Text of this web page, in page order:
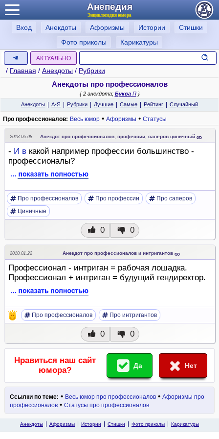
Анепедия
Энциклопедия юмора
Вход Анекдоты Афоризмы Истории
Стишки
Фото приколы
Карикатуры
АКТУАЛЬНО
/ Главная / Анекдоты / Рубрики
Анекдоты про профессионалов
{ 2 анекдота; БукваП}
Анекдоты
А-Я Рубрики Лучшие Самые Рейтинг Случайный
Про профессионалов: Весь юмор • Афоризмы • Статусы
2018.06.08 Анекдот про профессионалов, профессии, саперов циничный
- И в какой например профессии большинство -
профессионалы?
Про профессионалов Про профессии
Про саперов
Циничные
0 0
2010.01.22 Анекдот про профессионалов и интригантов
Профессионал - интриган = рабочая лошадка.
Профессионал + интриган = будущий гендиректор.
Про профессионалов Про интригантов
0 0
Нравиться наш сайт
юмора?
Да Нет
Ссылки по теме: • Весь юмор про профессионалов • Афоризмы про
профессионалов • Статусы про профессионалов
Анекдоты Афоризмы Истории Стишки Фото приколы Карикатуры